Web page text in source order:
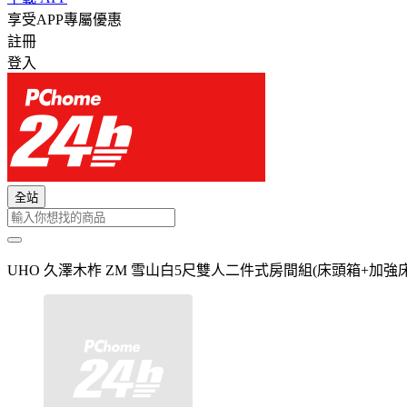
享受APP專屬優惠
註冊
登入
全站
UHO 久澤木柞 ZM 雪山白5尺雙人二件式房間組(床頭箱+加強